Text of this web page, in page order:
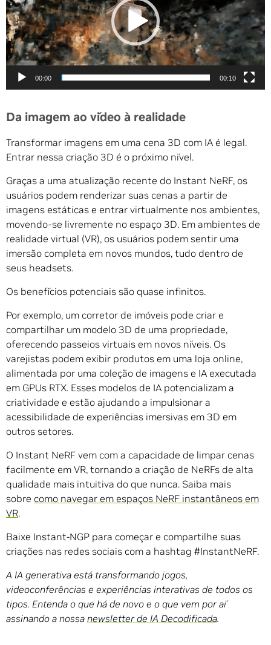
00:00 00:10
Da imagem ao vídeo à realidade
Transformar imagens em uma cena 3D com IA é legal.
Entrar nessa criação 3D é o próximo nível.
Graças a uma atualização recente do Instant NeRF, os
usuários podem renderizar suas cenas a partir de
imagens estáticas e entrar virtualmente nos ambientes,
movendo-se livremente no espaço 3D. Em ambientes de
realidade virtual (VR), os usuários podem sentir uma
imersão completa em novos mundos, tudo dentro de
seus headsets.
Os benefícios potenciais são quase infinitos.
Por exemplo, um corretor de imóveis pode criar e
compartilhar um modelo 3D de uma propriedade,
oferecendo passeios virtuais em novos níveis. Os
varejistas podem exibir produtos em uma loja online,
alimentada por uma coleção de imagens e IA executada
em GPUs RTX. Esses modelos de IA potencializam a
criatividade e estão ajudando a impulsionar a
acessibilidade de experiências imersivas em 3D em
outros setores.
O Instant NeRF vem com a capacidade de limpar cenas
facilmente em VR, tornando a criação de NeRFs de alta
qualidade mais intuitiva do que nunca. Saiba mais
sobre como navegar em espaços NeRF instantâneos em
VR.
Baixe Instant-NGP para começar e compartilhe suas
criações nas redes sociais com a hashtag #InstantNeRF.
A IA generativa está transformando jogos,
videoconferências e experiências interativas de todos os
tipos. Entenda o que há de novo e o que vem por aí
assinando a nossa newsletter de IA Decodificada.